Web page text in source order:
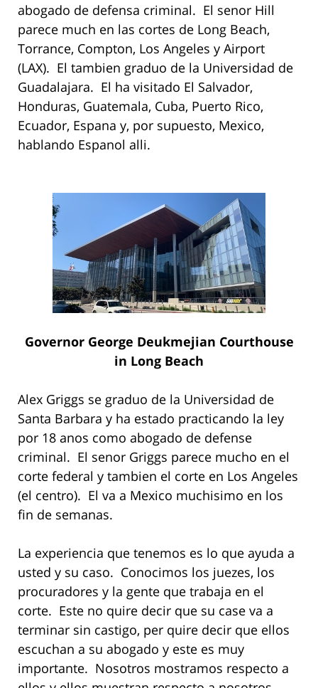
abogado de defensa criminal. El senor Hill
parece much en las cortes de Long Beach,
Torrance, Compton, Los Angeles y Airport
(LAX). El tambien graduo de la Universidad de
Guadalajara. El ha visitado El Salvador,
Honduras, Guatemala, Cuba, Puerto Rico,
Ecuador, Espana y, por supuesto, Mexico,
hablando Espanol alli.
Governor George Deukmejian Courthouse
in Long Beach
Alex Griggs se graduo de la Universidad de
Santa Barbara y ha estado practicando la ley
por 18 anos como abogado de defense
criminal. El senor Griggs parece mucho en el
corte federal y tambien el corte en Los Angeles
(el centro). El va a Mexico muchisimo en los
fin de semanas.
La experiencia que tenemos es lo que ayuda a
usted y su caso. Conocimos los juezes, los
procuradores y la gente que trabaja en el
corte. Este no quire decir que su case va a
terminar sin castigo, per quire decir que ellos
escuchan a su abogado y este es muy
importante. Nosotros mostramos respecto a